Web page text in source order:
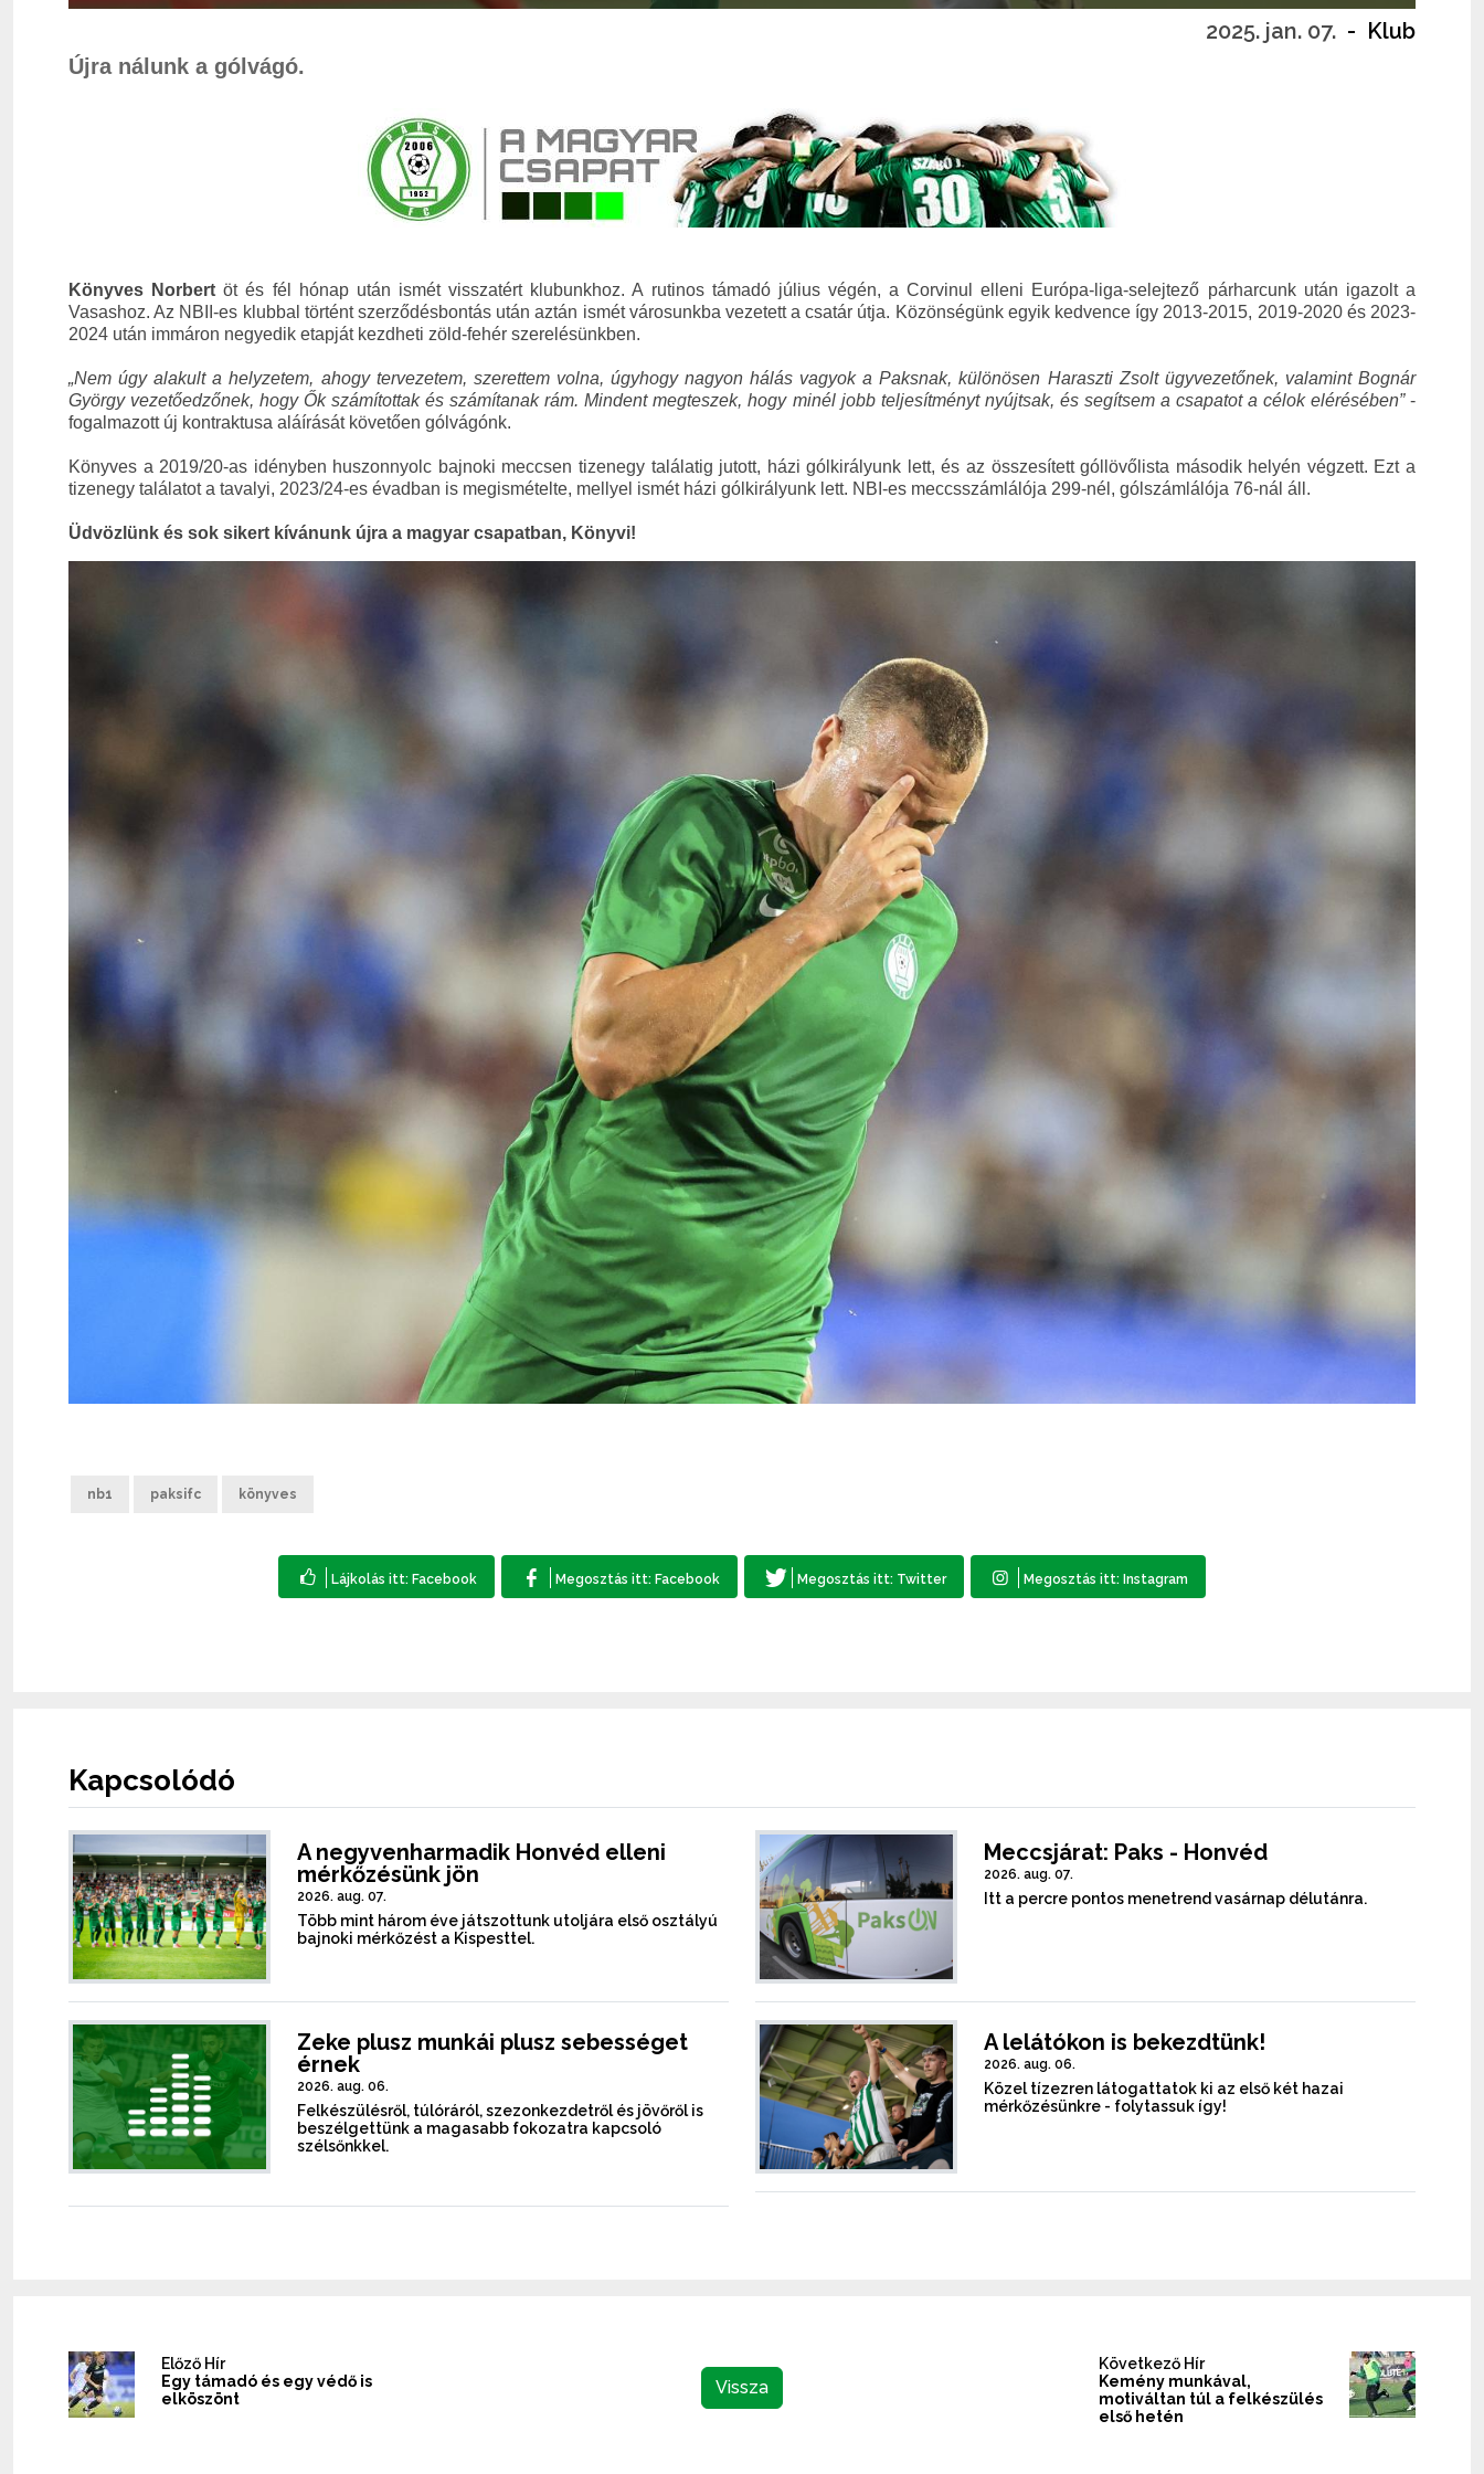
2025. jan. 07. - Klub
Újra nálunk a gólvágó.
Könyves Norbert öt és fél hónap után ismét visszatért klubunkhoz. A rutinos támadó július végén, a Corvinul elleni Európa-liga-selejtező párharcunk után igazolt a
Vasashoz. Az NBII-es klubbal történt szerződésbontás után aztán ismét városunkba vezetett a csatár útja. Közönségünk egyik kedvence így 2013-2015, 2019-2020 és 2023-
2024 után immáron negyedik etapját kezdheti zöld-fehér szerelésünkben.
„Nem úgy alakult a helyzetem, ahogy tervezetem, szerettem volna, úgyhogy nagyon hálás vagyok a Paksnak, különösen Haraszti Zsolt ügyvezetőnek, valamint Bognár
György vezetőedzőnek, hogy Ők számítottak és számítanak rám. Mindent megteszek, hogy minél jobb teljesítményt nyújtsak, és segítsem a csapatot a célok elérésében”-
fogalmazott új kontraktusa aláírását követően gólvágónk.
Könyves a 2019/20-as idényben huszonnyolc bajnoki meccsen tizenegy találatig jutott, házi gólkirályunk lett, és az összesített góllövőlista második helyén végzett. Ezt a
tizenegy találatot a tavalyi, 2023/24-es évadban is megismételte, mellyel ismét házi gólkirályunk lett. NBI-es meccsszámlálója 299-nél, gólszámlálója 76-nál áll.
Üdvözlünk és sok sikert kívánunk újra a magyar csapatban, Könyvi!
nb1 paksifc könyves
Kapcsolódó
A negyvenharmadik Honvéd elleni
mérkőzésünk jön
2026. aug. 07.
Több mint három éve játszottunk utoljára első osztályú
bajnoki mérkőzést a Kispesttel.
Meccsjárat: Paks - Honvéd
2026. aug. 07.
Itt a percre pontos menetrend vasárnap délutánra.
Zeke plusz munkái plusz sebességet
érnek
2026. aug. 06.
Felkészülésről, túlóráról, szezonkezdetről és jövőről is
beszélgettünk a magasabb fokozatra kapcsoló
szélsőnkkel.
A lelátókon is bekezdtünk!
2026. aug. 06.
Közel tízezren látogattatok ki az első két hazai
mérkőzésünkre - folytassuk így!
Előző Hír
Egy támadó és egy védő is
elköszönt
Vissza
Következő Hír
Kemény munkával,
motiváltan túl a felkészülés
első hetén